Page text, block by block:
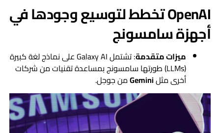
OpenAI تخطط لتوسيع وجودها في
أجهزة سامسونج
ميزات متقدمة
: تشتمل Galaxy AI على نماذج لغة كبيرة
(LLMs) طورتها سامسونج بمساعدة تقنيات من شركات
أخرى مثلGeminiمن جوجل.